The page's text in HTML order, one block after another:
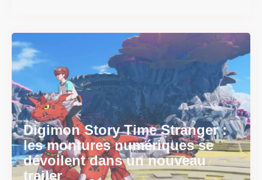
Digimon Story Time Stranger :
les montures numériques se
dévoilent dans un nouveau
trailer